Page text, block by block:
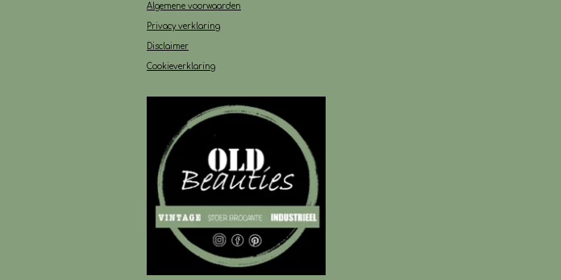
Algemene voorwaarden
Privacy verklaring
Disclaimer
Cookieverklaring